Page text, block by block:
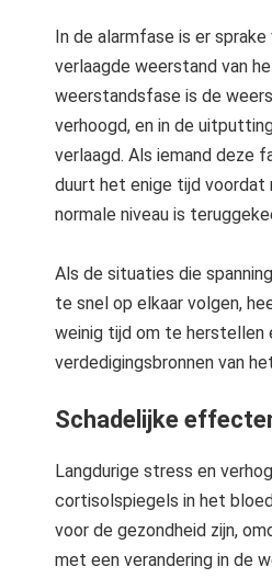
In de alarmfase is er
verlaagde weerstand van
weerstandsfase is de
verhoogd, en in de
verlaagd. Als iemand deze
duurt het enige tijd voordat
normale niveau is
Als de situaties die
te snel op elkaar volgen,
weinig tijd om te herstellen
verdedigingsbronnen van
Schadelijke
Langdurige stress en
cortisolspiegels in het
voor de gezondheid zijn,
met een verandering in de